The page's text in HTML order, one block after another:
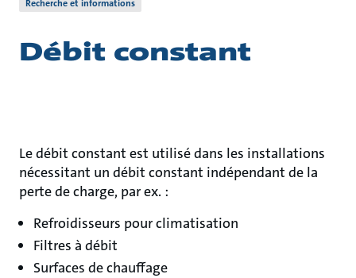
Recherche et informations
Débit constant
Le débit constant est utilisé dans les installations
nécessitant un débit constant indépendant de la
perte de charge, par ex. :
Refroidisseurs pour climatisation
Filtres à débit
Surfaces de chauffage